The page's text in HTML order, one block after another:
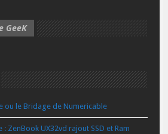
GeeK
ou le Bridage de Numericable
: ZenBook UX32vd rajout SSD et Ram